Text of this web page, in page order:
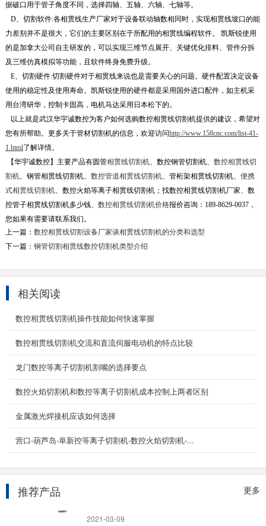
据破口用于管子角度不同，选择四轴、五轴、六轴、七轴等。
D、切割软件:各相贯线生产厂家对于设备联动轴数相同时，实现相贯线坡口的能
力差别并不是很大，它们的主要区别在于所配用的相贯线编程软件。 凯斯锐使用
的是加拿大公司自主研发的，可以实现三维节点展开、关键优化排料、管件分拆
及三维仿真模拟等功能，且软件终身免费升级。
E、切割硬件:切割硬件对于相贯线来说也是需要关心的问题。硬件配置决定设备
使用的稳定性及使用寿命。凯斯锐使用的硬件都是采用国外进口配件，如主机采
用台湾研华，控制卡固高，电机马达采用日本松下的。
以上就是武汉华宇诚数控为客户如何选购数控相贯线切割机提供的建议，希望对
您有所帮助。更多关于管材切割机的信息，欢迎访问http://www.158cnc.com/list-41-
1.html了解详情。
【华宇诚数控】主要产品有圆管相贯线切割机、数控钢管切割机、 数控相贯线切
割机、钢管相贯线切割机、 数控管道相贯线切割机、管桁架相贯线切割机、 便携
式相贯线切割机、数控火焰等离子相贯线切割机；找数控相贯线切割机厂家、数
控管子相贯线切割机多少钱、 数控相贯线切割机价格报价咨询：189-8629-0037，
您如果有需要请联系我们。
上一篇： 数控相贯线切割设备厂家谈相贯线切割机的分类和选型
下一篇： 钢管切割相贯线数控切割机类型介绍
相关阅读
数控相贯线切割机操作技能如何快速掌握
数控相贯线切割机交流和直流伺服电动机的特点比较
龙门数控等离子切割机割嘴的选择要点
数控火焰切割机和数控等离子切割机成本控制上两者区别
金属激光焊接机应该如何选择
营口-葫芦岛-阜新控等离子切割机-数控火焰切割机-...
更多
推荐产品
12000w光纤激光切割机
产品简介 12000W光纤激光切割机是光纤激
光技术与数字控制技术完美融合，研发出这款
12000瓦光纤激光切...
龙门式数控火焰切割机是一种高效节能的切割设
2021-03-09